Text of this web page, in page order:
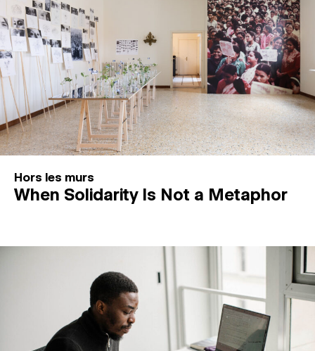
Hors les murs
When Solidarity Is Not a Metaphor